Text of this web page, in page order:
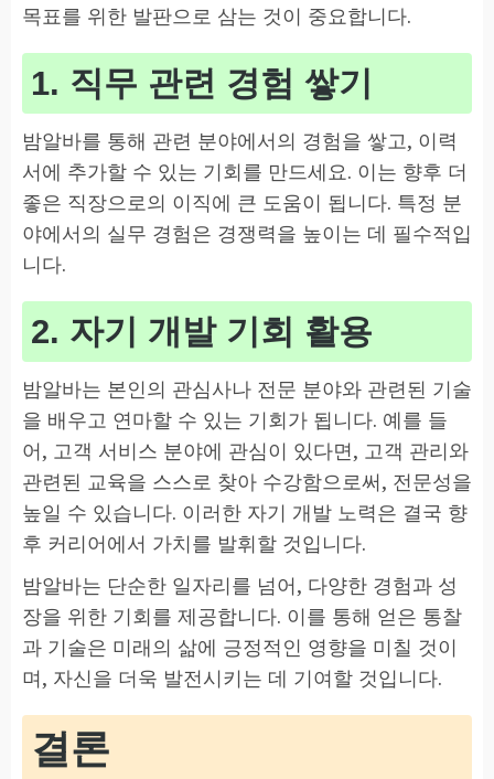
목표를 위한 발판으로 삼는 것이 중요합니다.
1. 직무 관련 경험 쌓기
밤알바를 통해 관련 분야에서의 경험을 쌓고, 이력
서에 추가할 수 있는 기회를 만드세요. 이는 향후 더
좋은 직장으로의 이직에 큰 도움이 됩니다. 특정 분
야에서의 실무 경험은 경쟁력을 높이는 데 필수적입
니다.
2. 자기 개발 기회 활용
밤알바는 본인의 관심사나 전문 분야와 관련된 기술
을 배우고 연마할 수 있는 기회가 됩니다. 예를 들
어, 고객 서비스 분야에 관심이 있다면, 고객 관리와
관련된 교육을 스스로 찾아 수강함으로써, 전문성을
높일 수 있습니다. 이러한 자기 개발 노력은 결국 향
후 커리어에서 가치를 발휘할 것입니다.
밤알바는 단순한 일자리를 넘어, 다양한 경험과 성
장을 위한 기회를 제공합니다. 이를 통해 얻은 통찰
과 기술은 미래의 삶에 긍정적인 영향을 미칠 것이
며, 자신을 더욱 발전시키는 데 기여할 것입니다.
결론